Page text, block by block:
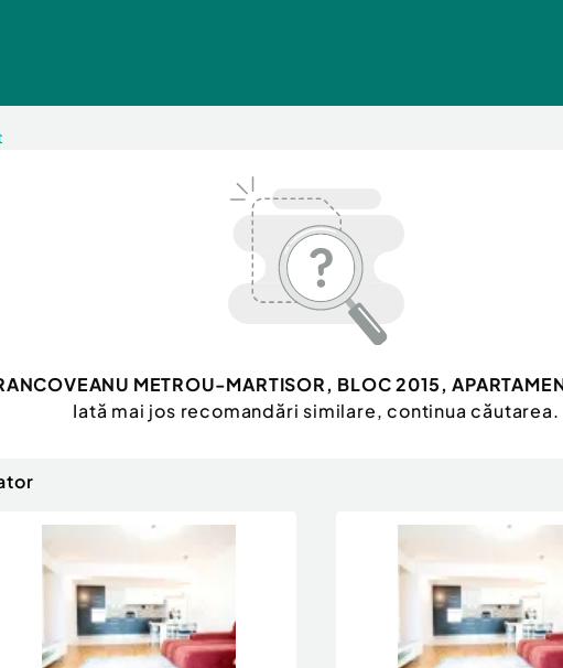
METROU-MARTISOR, BLOC 2015,
Iată mai jos recomandări similare, continua căutarea.